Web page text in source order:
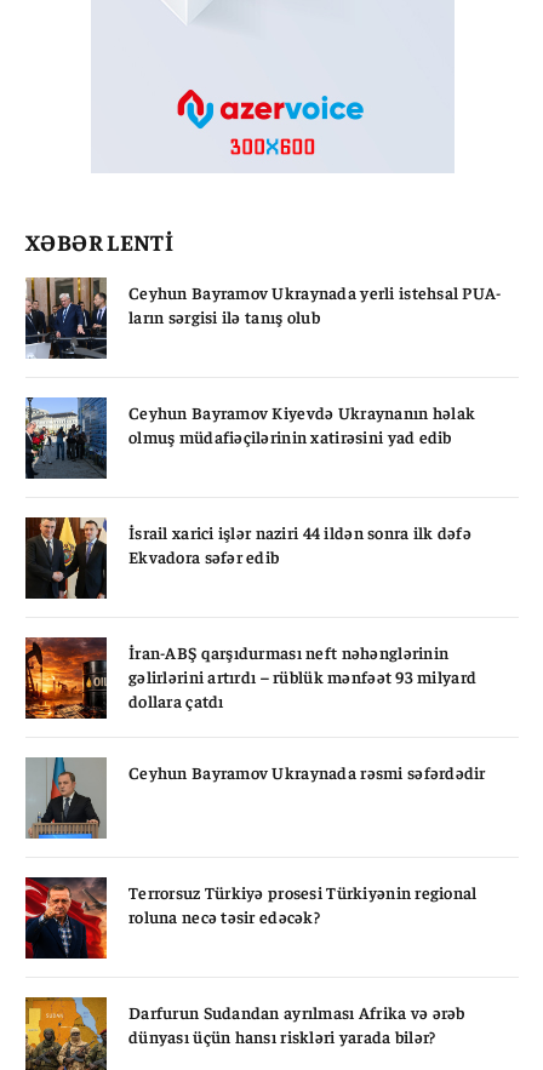
XƏBƏR LENTİ
Ceyhun Bayramov Ukraynada yerli istehsal PUA-
ların sərgisi ilə tanış olub
Ceyhun Bayramov Kiyevdə Ukraynanın həlak
olmuş müdafiəçilərinin xatirəsini yad edib
İsrail xarici işlər naziri 44 ildən sonra ilk dəfə
Ekvadora səfər edib
İran-ABŞ qarşıdurması neft nəhənglərinin
gəlirlərini artırdı – rüblük mənfəət 93 milyard
dollara çatdı
Ceyhun Bayramov Ukraynada rəsmi səfərdədir
Terrorsuz Türkiyə prosesi Türkiyənin regional
roluna necə təsir edəcək?
Darfurun Sudandan ayrılması Afrika və ərəb
dünyası üçün hansı riskləri yarada bilər?